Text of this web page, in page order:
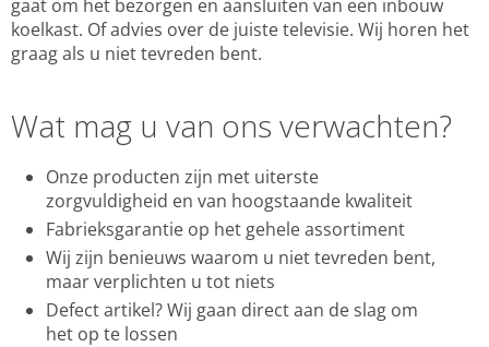
gaat om het bezorgen en aansluiten van een inbouw
koelkast. Of advies over de juiste televisie. Wij horen het
graag als u niet tevreden bent.
Wat mag u van ons verwachten?
Onze producten zijn met uiterste
zorgvuldigheid en van hoogstaande kwaliteit
Fabrieksgarantie op het gehele assortiment
Wij zijn benieuws waarom u niet tevreden bent,
maar verplichten u tot niets
Defect artikel? Wij gaan direct aan de slag om
het op te lossen